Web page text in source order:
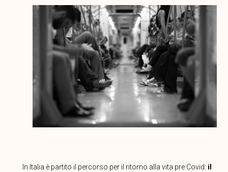
In Italia è partito il percorso per il ritorno alla vita pre Covid: il